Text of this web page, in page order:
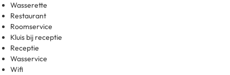
Wasserette
Restaurant
Roomservice
Kluis bij receptie
Receptie
Wasservice
Wifi